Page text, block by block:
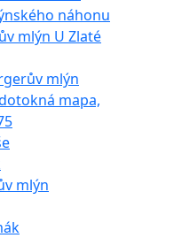
náhonu
mlýn U Zlaté
mlýn
mapa,
mlýn